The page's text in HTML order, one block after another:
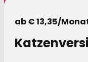
ab € 13,35/